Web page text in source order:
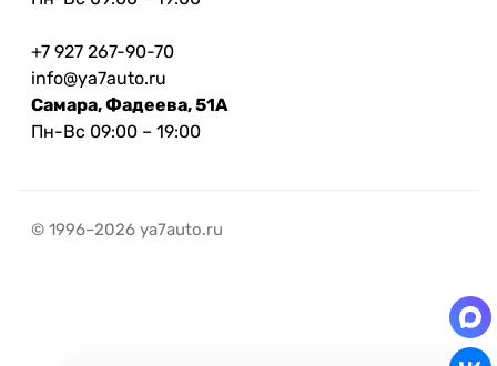
+7 927 267-90-70
info@ya7auto.ru
Самара, Фадеева, 51А
Пн-Вс 09:00 – 19:00
© 1996–2026 ya7auto.ru